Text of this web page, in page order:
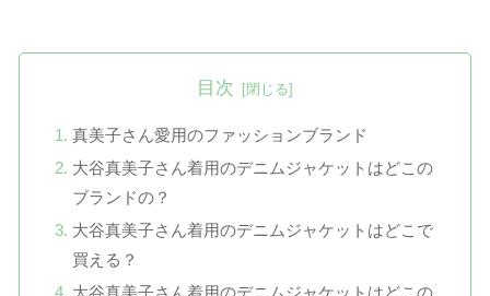
目次
真美子さん愛用のファッションブランド
大谷真美子さん着用のデニムジャケットはどこの
ブランドの？
大谷真美子さん着用のデニムジャケットはどこで
買える？
大谷真美子さん着用のデニムジャケットはどこの